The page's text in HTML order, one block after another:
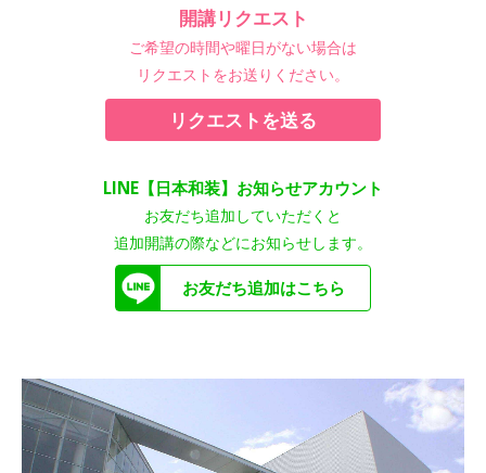
開講リクエスト
ご希望の時間や曜日がない場合は
リクエストをお送りください。
リクエストを送る
LINE【日本和装】お知らせアカウント
お友だち追加していただくと
追加開講の際などにお知らせします。
お友だち追加はこちら